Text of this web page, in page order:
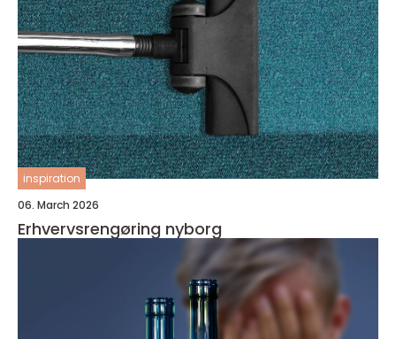
inspiration
06. March 2026
Erhvervsrengøring nyborg